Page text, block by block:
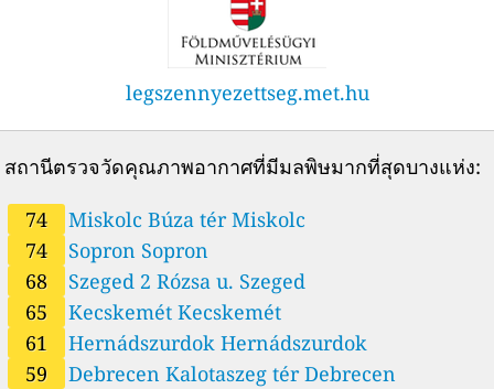
Nyírjes, Gyongyossolymos, Hungary
Oszlár, Oszlár, Hungary
Putnok, Putnok, Hungary
Pécs Boszorkány u., Pécs, Hungary
Pécs Nevelési Központ, Pécs, Hungary
34
Pécs Szabadság u., Pécs, Hungary
Sajószentpéter, Sajószentpéter, Hungary
46
Salgótarján, Salgótarján, Hungary
27
Sarród, Sarród, Hungary
Sopron, Sopron, Hungary
68
Szeged 2 Rózsa u., Szeged, Hungary
40
Szentgotthárd, Szentgotthárd, Hungary
Szolnok, Szolnok, Hungary
Szombathely, Szombathely, Hungary
35
Százhalombatta 1 Búzavirág tér, Százhalombatta, Hungary
32
Százhalombatta 2 Sportpálya, Százhalombatta, Hungary
legszennyezettseg.met.hu
สถานีตรวจวัดคุณภาพอากาศที่มีมลพิษมากที่สุดบางแห่ง:
74
Miskolc Búza tér Miskolc
74
Sopron Sopron
68
Szeged 2 Rózsa u. Szeged
65
Kecskemét Kecskemét
61
Hernádszurdok Hernádszurdok
59
Debrecen Kalotaszeg tér Debrecen